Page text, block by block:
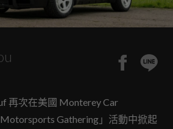
再次在美國 Monterey Car
Gathering」活動中掀起